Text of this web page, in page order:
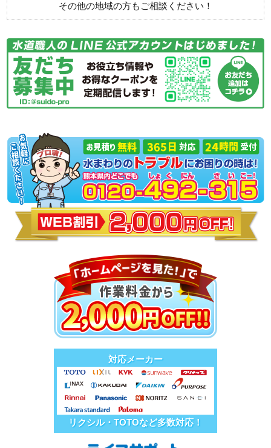
その他の地域の方もご相談ください！
対応メーカー
リクシル・TOTOなど多数対応！